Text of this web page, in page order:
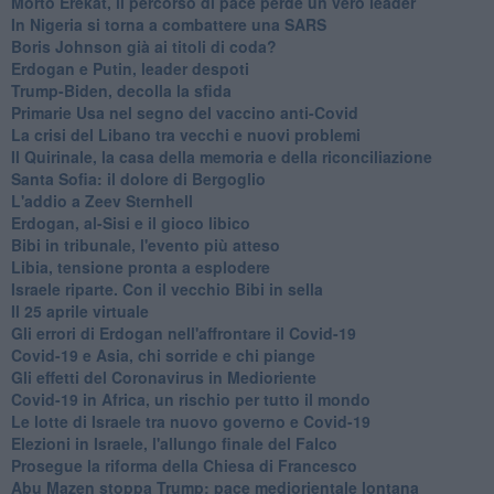
In Nigeria si torna a combattere una SARS
Boris Johnson già ai titoli di coda?
Erdogan e Putin, leader despoti
Trump-Biden, decolla la sfida
Primarie Usa nel segno del vaccino anti-Covid
La crisi del Libano tra vecchi e nuovi problemi
Il Quirinale, la casa della memoria e della riconciliazione
Santa Sofia: il dolore di Bergoglio
L'addio a ​Zeev Sternhell
Erdogan, al-Sisi e il gioco libico
Bibi in tribunale, l'evento più atteso
Libia, tensione pronta a esplodere
Israele riparte. Con il vecchio Bibi in sella
Il 25 aprile virtuale
Gli errori di Erdogan nell'affrontare il Covid-19
Covid-19 e Asia, chi sorride e chi piange
Gli effetti del Coronavirus in Medioriente
Covid-19 in Africa, un rischio per tutto il mondo
Le lotte di Israele tra nuovo governo e Covid-19
Elezioni in Israele, l'allungo finale del Falco
Prosegue la riforma della Chiesa di Francesco
Abu Mazen stoppa Trump: pace mediorientale lontana